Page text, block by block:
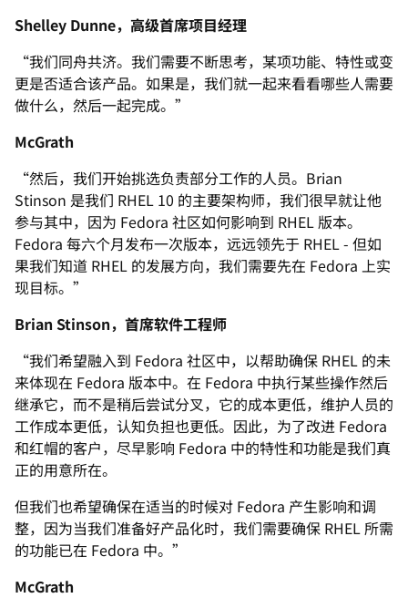
Shelley Dunne，高级首席项目经理
“我们同舟共济。我们需要不断思考，某项功能、特性或变
更是否适合该产品。如果是，我们就一起来看看哪些人需要
做什么，然后一起完成。”
McGrath
“然后，我们开始挑选负责部分工作的人员。Brian
Stinson 是我们 RHEL 10 的主要架构师，我们很早就让他
参与其中，因为 Fedora 社区如何影响到 RHEL 版本。
Fedora 每六个月发布一次版本，远远领先于 RHEL - 但如
果我们知道 RHEL 的发展方向，我们需要先在 Fedora 上实
现目标。”
Brian Stinson，首席软件工程师
“我们希望融入到 Fedora 社区中，以帮助确保 RHEL 的未
来体现在 Fedora 版本中。在 Fedora 中执行某些操作然后
继承它，而不是稍后尝试分叉，它的成本更低，维护人员的
工作成本更低，认知负担也更低。因此，为了改进 Fedora
和红帽的客户，尽早影响 Fedora 中的特性和功能是我们真
正的用意所在。
但我们也希望确保在适当的时候对 Fedora 产生影响和调
整，因为当我们准备好产品化时，我们需要确保 RHEL 所需
的功能已在 Fedora 中。”
McGrath